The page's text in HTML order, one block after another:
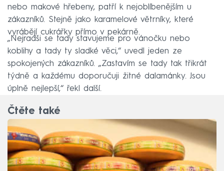
nebo makové hřebeny, patří k nejoblíbenějším u
zákazníků. Stejně jako karamelové větrníky, které
vyrábějí cukrářky přímo v pekárně.
„Nejradši se tady stavujeme pro vánočku nebo
koblihy a tady ty sladké věci,“ uvedl jeden ze
spokojených zákazníků. „Zastavím se tady tak třikrát
týdně a každému doporučuji žitné dalamánky. Jsou
úplně nejlepší,“ řekl další.
Čtěte také